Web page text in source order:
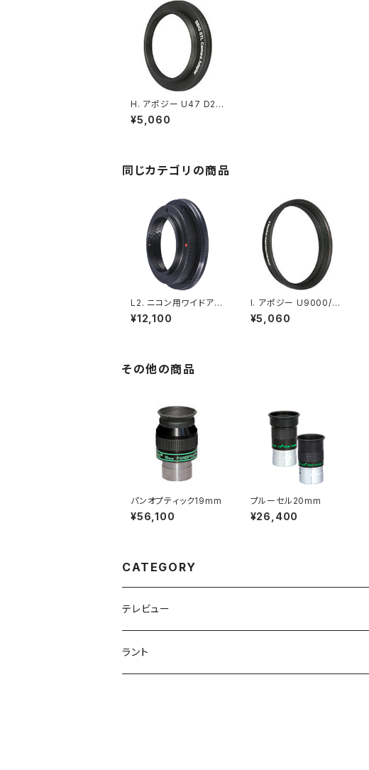
H. アポジー U47 D2/
アダプター （光路長7.6
mm）
¥5,060
同じカテゴリの商品
L2. ニコン用ワイドアダ
プターマウント付（光路
長10.5mm）
¥12,100
I. アポジー U9000/U1
6 D7/D9 アダプター
（光路長7.6mm）
¥5,060
その他の商品
パンオプティック19mm
¥56,100
プルーセル20mm
¥26,400
CATEGORY
テレビュー
アイピース
ラント